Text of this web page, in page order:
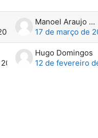
Manoel Araujo Filho
17 de março de
Hugo Domingos
12 de fevereiro